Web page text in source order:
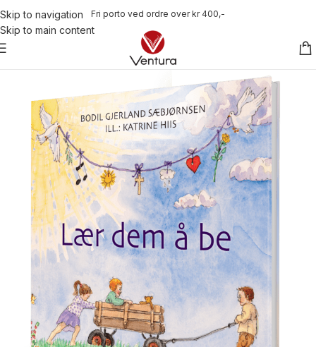
Skip to navigation
Skip to main content
Fri porto ved ordre over kr 400,-